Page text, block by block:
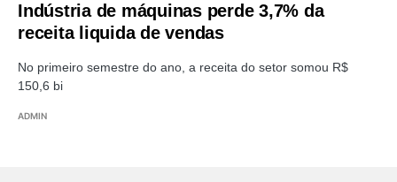
Indústria de máquinas perde 3,7% da
receita liquida de vendas
No primeiro semestre do ano, a receita do setor somou R$
150,6 bi
ADMIN